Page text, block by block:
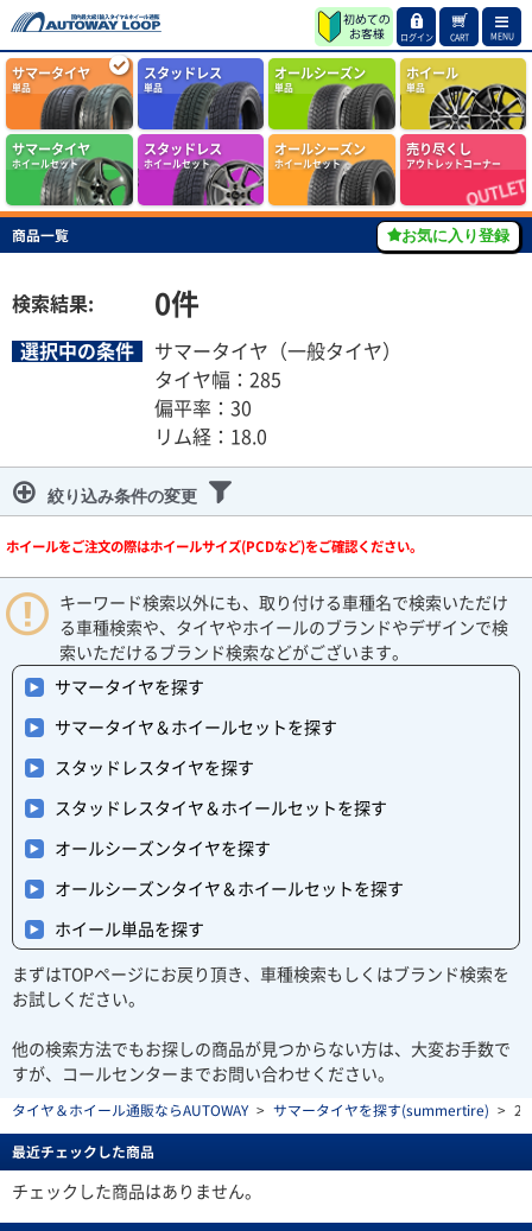
ログイン CART MENU
サマータイヤ
単品
スタッドレス
単品
オールシーズン
単品
ホイール
単品
サマータイヤ
ホイールセット
スタッドレス
ホイールセット
オールシーズン
ホイールセット
売り尽くし
アウトレットコーナー
商品一覧
検索結果: 0件
選択中の条件
サマータイヤ（一般タイヤ）
タイヤ幅：285
偏平率：30
リム経：18.0
絞り込み条件の変更
ホイールをご注文の際はホイールサイズ(PCDなど)をご確認ください。
お気に入り登録
キーワード検索以外にも、取り付ける車種名で検索いただけ
る車種検索や、タイヤやホイールのブランドやデザインで検
索いただけるブランド検索などがございます。
サマータイヤを探す
サマータイヤ＆ホイールセットを探す
スタッドレスタイヤを探す
スタッドレスタイヤ＆ホイールセットを探す
オールシーズンタイヤを探す
オールシーズンタイヤ＆ホイールセットを探す
ホイール単品を探す
まずはTOPページにお戻り頂き、車種検索もしくはブランド検索を
お試しください。
他の検索方法でもお探しの商品が見つからない方は、大変お手数で
すが、コールセンターまでお問い合わせください。
タイヤ＆ホイール通販ならAUTOWAY > サマータイヤを探す(summertire) >
最近チェックした商品
チェックした商品はありません。